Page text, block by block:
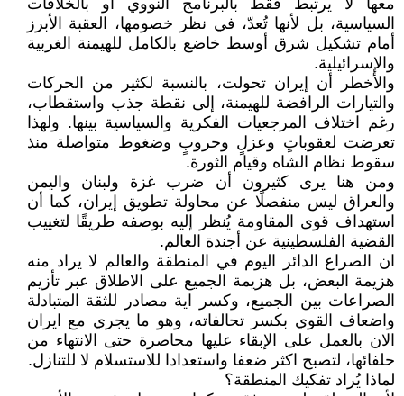
معها لا يرتبط فقط بالبرنامج النووي أو بالخلافات
السياسية، بل لأنها تُعدّ، في نظر خصومها، العقبة الأبرز
أمام تشكيل شرق أوسط خاضع بالكامل للهيمنة الغربية
والإسرائيلية.
والأخطر أن إيران تحولت، بالنسبة لكثير من الحركات
والتيارات الرافضة للهيمنة، إلى نقطة جذب واستقطاب،
رغم اختلاف المرجعيات الفكرية والسياسية بينها. ولهذا
تعرضت لعقوباتٍ وعزلٍ وحروبٍ وضغوط متواصلة منذ
سقوط نظام الشاه وقيام الثورة.
ومن هنا يرى كثيرون أن ضرب غزة ولبنان واليمن
والعراق ليس منفصلًا عن محاولة تطويق إيران، كما أن
استهداف قوى المقاومة يُنظر إليه بوصفه طريقًا لتغييب
القضية الفلسطينية عن أجندة العالم.
ان الصراع الدائر اليوم في المنطقة والعالم لا يراد منه
هزيمة البعض، بل هزيمة الجميع على الاطلاق عبر تأزيم
الصراعات بين الجميع، وكسر اية مصادر للثقة المتبادلة
واضعاف القوي بكسر تحالفاته، وهو ما يجري مع ايران
الان بالعمل على الإبقاء عليها محاصرة حتى الانتهاء من
حلفائها، لتصبح اكثر ضعفا واستعدادا للاستسلام لا للتنازل.
لماذا يُراد تفكيك المنطقة؟